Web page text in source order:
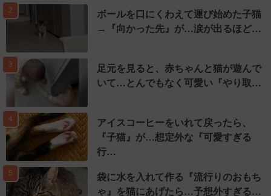
2
ボールを口にくわえて運び始めた子猫
→『向かった先』が…涙が出るほど…
3
足元を見ると、赤ちゃんと猫が遊んで
いて…とんでもなく可愛い『やり取…
4
アイスコーヒーをいれて戻ったら、
『子猫』が…想定外な『可愛すぎる
行…
5
袋に水を入れて作る『流行りのおもち
ゃ』を猫にあげたら…予想外すぎる…